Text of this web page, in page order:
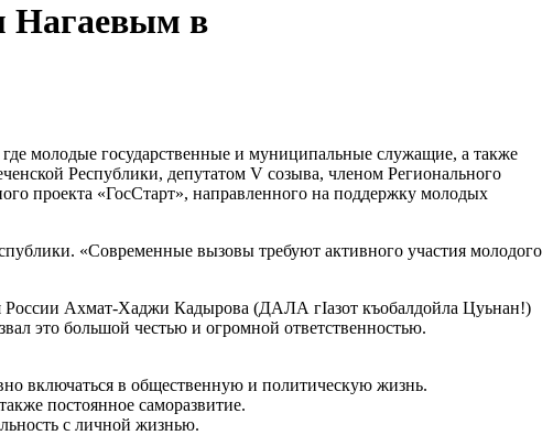
Нагаевым в
молодые государственные и муниципальные служащие, а также
Республики, депутатом V созыва, членом Регионального
проекта «ГосСтарт», направленного на поддержку молодых
«Современные вызовы требуют активного участия молодого
России Ахмат-Хаджи Кадырова (ДАЛА гIазот къобалдойла Цуьнан!)
это большой честью и огромной ответственностью.
включаться в общественную и политическую жизнь.
постоянное саморазвитие.
с личной жизнью.